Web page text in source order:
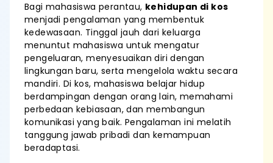
Bagi mahasiswa perantau, kehidupan di kos
menjadi pengalaman yang membentuk
kedewasaan. Tinggal jauh dari keluarga
menuntut mahasiswa untuk mengatur
pengeluaran, menyesuaikan diri dengan
lingkungan baru, serta mengelola waktu secara
mandiri. Di kos, mahasiswa belajar hidup
berdampingan dengan orang lain, memahami
perbedaan kebiasaan, dan membangun
komunikasi yang baik. Pengalaman ini melatih
tanggung jawab pribadi dan kemampuan
beradaptasi.